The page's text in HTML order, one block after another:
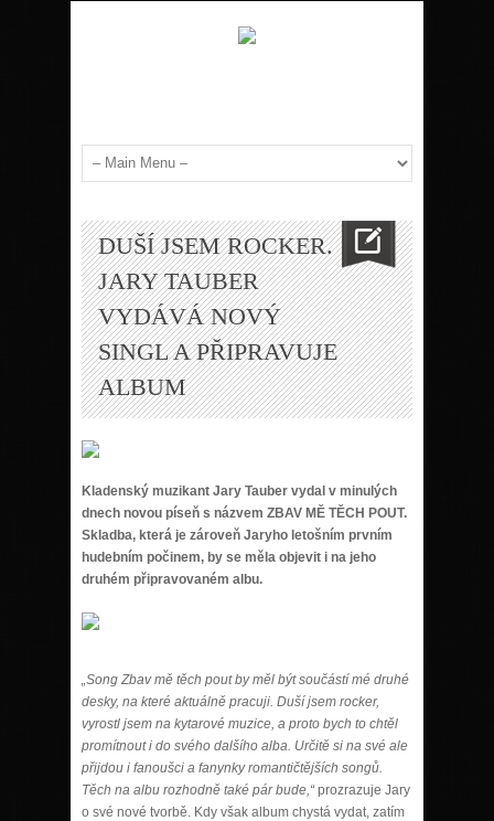
DUŠÍ JSEM ROCKER.
JARY TAUBER
VYDÁVÁ NOVÝ
SINGL A PŘIPRAVUJE
ALBUM
Kladenský muzikant Jary Tauber vydal v minulých
dnech novou píseň s názvem ZBAV MĚ TĚCH POUT.
Skladba, která je zároveň Jaryho letošním prvním
hudebním počinem, by se měla objevit i na jeho
druhém připravovaném albu.
„Song Zbav mě těch pout by měl být součástí mé druhé
desky, na které aktuálně pracuji. Duší jsem rocker,
vyrostl jsem na kytarové muzice, a proto bych to chtěl
promítnout i do svého dalšího alba. Určitě si na své ale
přijdou i fanoušci a fanynky romantičtějších songů.
Těch na albu rozhodně také pár bude,“prozrazuje Jary
o své nové tvorbě. Kdy však album chystá vydat, zatím